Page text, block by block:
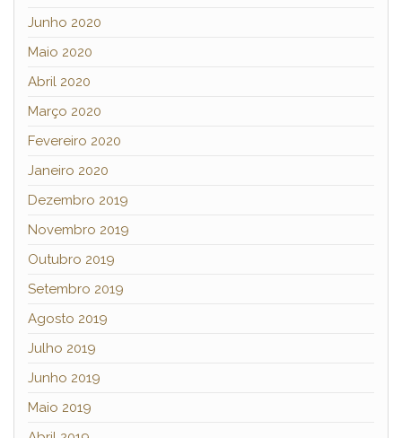
Junho 2020
Maio 2020
Abril 2020
Março 2020
Fevereiro 2020
Janeiro 2020
Dezembro 2019
Novembro 2019
Outubro 2019
Setembro 2019
Agosto 2019
Julho 2019
Junho 2019
Maio 2019